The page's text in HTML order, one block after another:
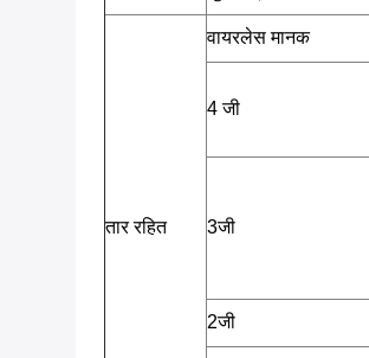
तार रहित
वायरलेस मानक
4 जी
3जी
2जी